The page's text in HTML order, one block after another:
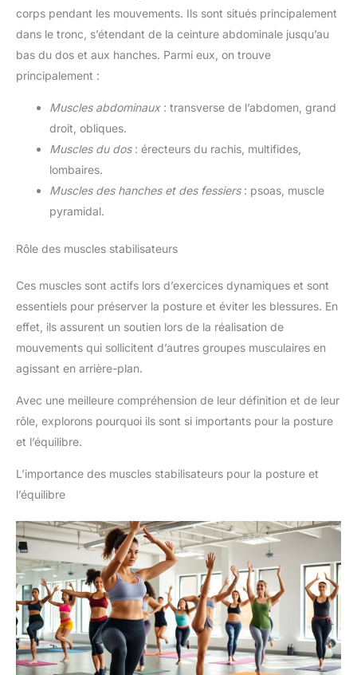
corps pendant les mouvements. Ils sont situés principalement
dans le tronc, s’étendant de la ceinture abdominale jusqu’au
bas du dos et aux hanches. Parmi eux, on trouve
principalement :
Muscles abdominaux: transverse de l’abdomen, grand
droit, obliques.
Muscles du dos: érecteurs du rachis, multifides,
lombaires.
Muscles des hanches et des fessiers: psoas, muscle
pyramidal.
Rôle des muscles stabilisateurs
Ces muscles sont actifs lors d’exercices dynamiques et sont
essentiels pour préserver la posture et éviter les blessures. En
effet, ils assurent un soutien lors de la réalisation de
mouvements qui sollicitent d’autres groupes musculaires en
agissant en arrière-plan.
Avec une meilleure compréhension de leur définition et de leur
rôle, explorons pourquoi ils sont si importants pour la posture
et l’équilibre.
L’importance des muscles stabilisateurs pour la posture et
l’équilibre